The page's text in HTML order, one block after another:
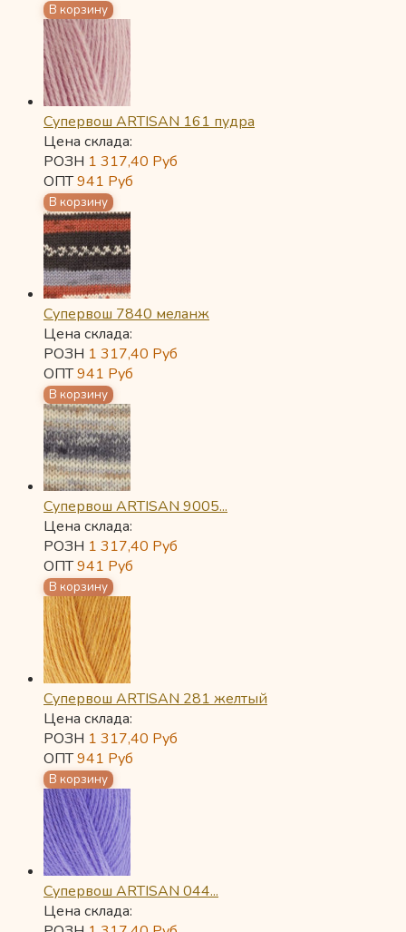
Супервош ARTISAN 161 пудра
Цена склада:
РОЗН 1 317,40 Руб
ОПТ941 Руб
Супервош 7840 меланж
Цена склада:
РОЗН 1 317,40 Руб
ОПТ941 Руб
Супервош ARTISAN 9005...
Цена склада:
РОЗН 1 317,40 Руб
ОПТ941 Руб
Супервош ARTISAN 281 желтый
Цена склада:
РОЗН 1 317,40 Руб
ОПТ941 Руб
Супервош ARTISAN 044...
Цена склада: